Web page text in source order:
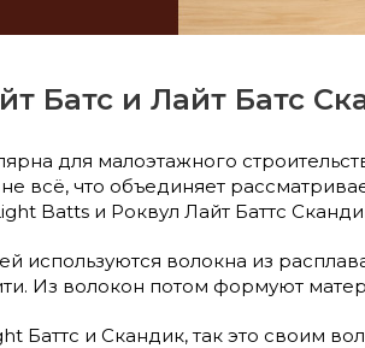
Батс и Лайт Батс
для малоэтажного
всё, что объединяет
Batts и Роквул Лайт Баттс
используются волокна из
Из волокон потом формуют
Баттс и Скандик, так это своим